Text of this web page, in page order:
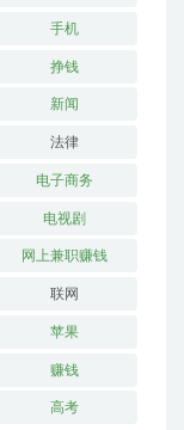
手机
挣钱
新闻
法律
电子商务
电视剧
网上兼职赚钱
联网
苹果
赚钱
高考